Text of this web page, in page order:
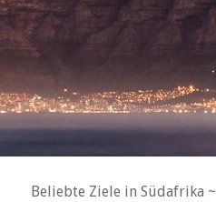
Beliebte Ziele in Südafrika ~